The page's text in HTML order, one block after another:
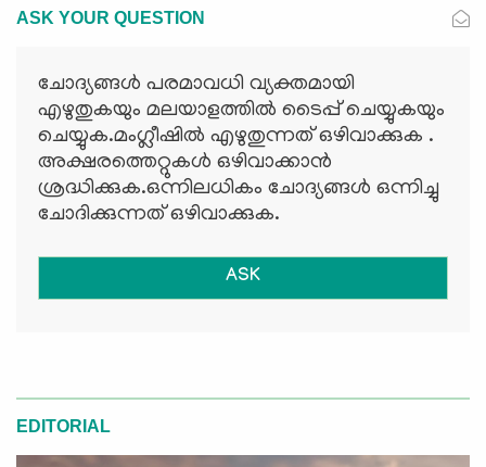
ASK YOUR QUESTION
ചോദ്യങ്ങള്‍ പരമാവധി വ്യക്തമായി
എഴുതുകയും മലയാളത്തില്‍ ടൈപ്പ് ചെയ്യുകയും
ചെയ്യുക.മംഗ്ലീഷില്‍ എഴുതുന്നത് ഒഴിവാക്കുക .
അക്ഷരത്തെറ്റുകള്‍ ഒഴിവാക്കാന്‍
ശ്രദ്ധിക്കുക.ഒന്നിലധികം ചോദ്യങ്ങള്‍ ഒന്നിച്ചു
ചോദിക്കുന്നത് ഒഴിവാക്കുക.
ASK
EDITORIAL